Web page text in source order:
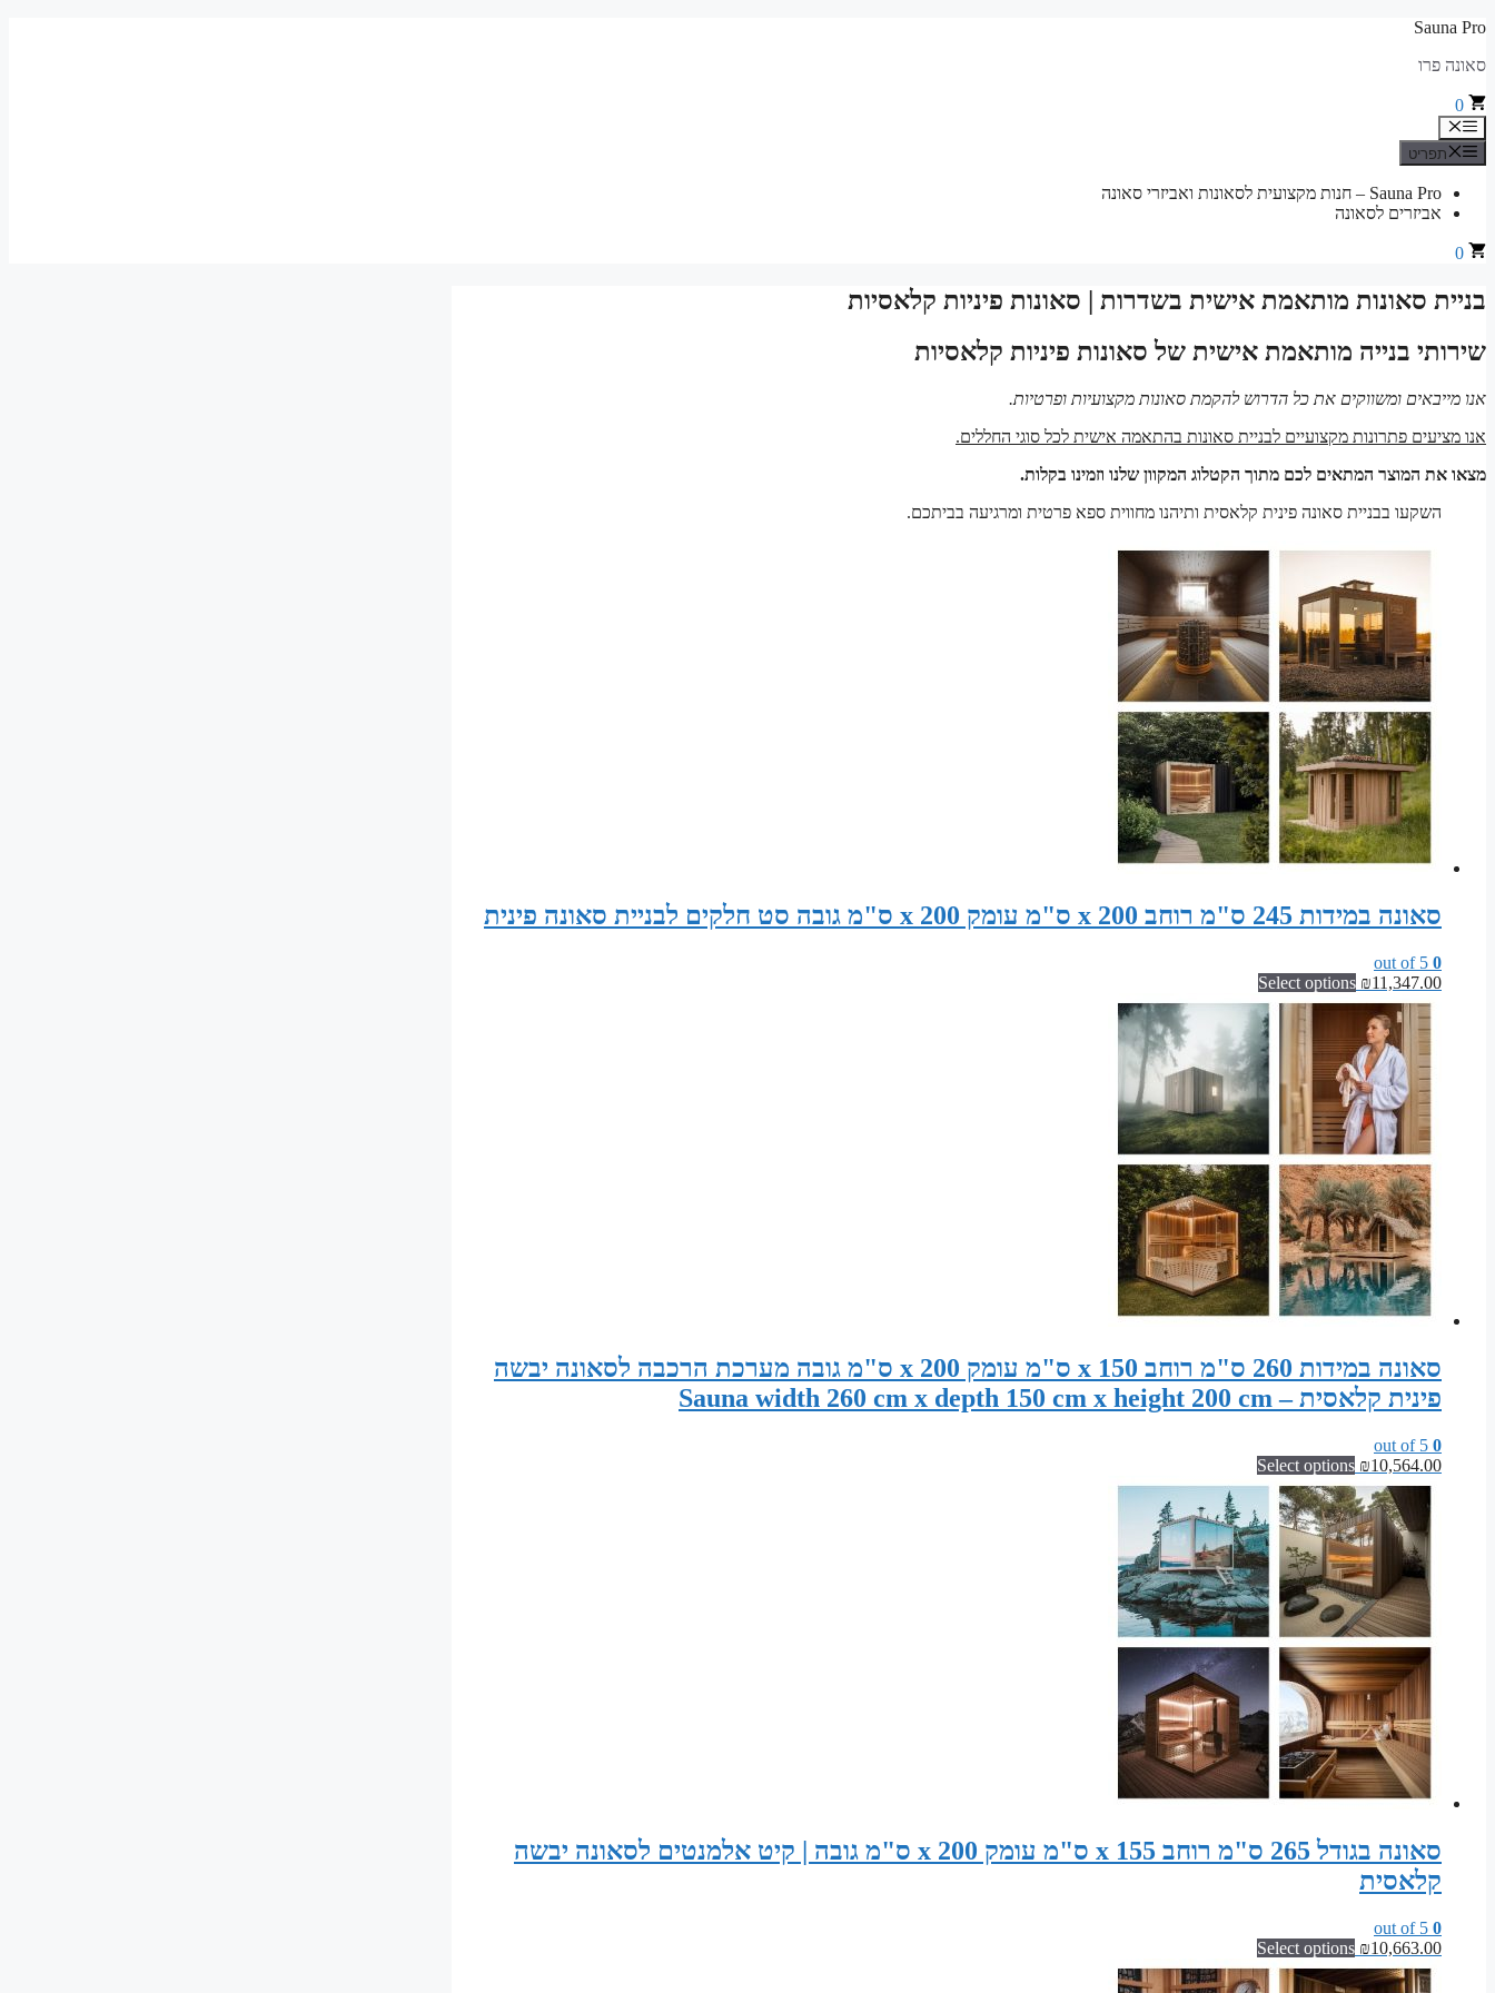
לדלג
Sauna Pro
סאונה פרו
0
תפריט
תפריט
Sauna Pro – חנות מקצועית לסאונות ואביזרי סאונה
אביזרים לסאונה
0
בניית סאונות מותאמת אישית בשדרות | סאונות פיניות קלאסיות
שירותי בנייה מותאמת אישית של סאונות פיניות קלאסיות
אנו מייבאים ומשווקים את כל הדרוש להקמת סאונות מקצועיות ופרטיות.
אנו מציעים פתרונות מקצועיים לבניית סאונות בהתאמה אישית לכל סוגי החללים.
מצאו את המוצר המתאים לכם מתוך הקטלוג המקוון שלנו וזמינו בקלות.
השקעו בבניית סאונה פינית קלאסית ותיהנו מחווית ספא פרטית ומרגיעה בביתכם.
סאונה במידות 245 ס"מ רוחב x 200 ס"מ עומק x 200 ס"מ גובה סט חלקים לבניית סאונה פינית
0
₪11,347.00
Select options
סאונה במידות 260 ס"מ רוחב x 150 ס"מ עומק x 200 ס"מ גובה מערכת הרכבה לסאונה יבשה
פינית קלאסית – Sauna width 260 cm x depth 150 cm x height 200 cm
0
₪10,564.00
Select options
סאונה בגודל 265 ס"מ רוחב x 155 ס"מ עומק x 200 ס"מ גובה | קיט אלמנטים לסאונה יבשה
קלאסית
0
₪10,663.00
Select options